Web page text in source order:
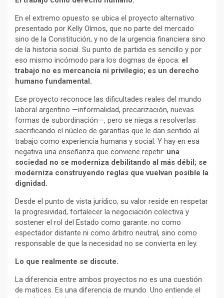
En el extremo opuesto se ubica el proyecto alternativo
presentado por Kelly Olmos, que no parte del mercado
sino de la Constitución, y no de la urgencia financiera sino
de la historia social. Su punto de partida es sencillo y por
eso mismo incómodo para los dogmas de época: el
trabajo no es mercancía ni privilegio; es un derecho
humano fundamental.
Ese proyecto reconoce las dificultades reales del mundo
laboral argentino —informalidad, precarización, nuevas
formas de subordinación—, pero se niega a resolverlas
sacrificando el núcleo de garantías que le dan sentido al
trabajo como experiencia humana y social. Y hay en esa
negativa una enseñanza que conviene repetir: una
sociedad no se moderniza debilitando al más débil; se
moderniza construyendo reglas que vuelvan posible la
dignidad.
Desde el punto de vista jurídico, su valor reside en respetar
la progresividad, fortalecer la negociación colectiva y
sostener el rol del Estado como garante: no como
espectador distante ni como árbitro neutral, sino como
responsable de que la necesidad no se convierta en ley.
Lo que realmente se discute.
La diferencia entre ambos proyectos no es una cuestión
de matices. Es una diferencia de mundo. Uno entiende el